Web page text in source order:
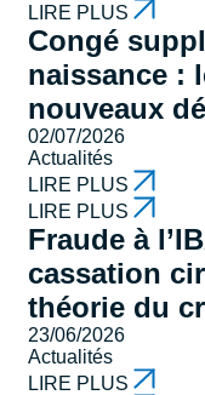
LIRE PLUS
Congé
naissance :
nouveaux
02/07/2026
Actualités
LIRE PLUS
LIRE PLUS
Fraude à
cassation
théorie du
23/06/2026
Actualités
LIRE PLUS